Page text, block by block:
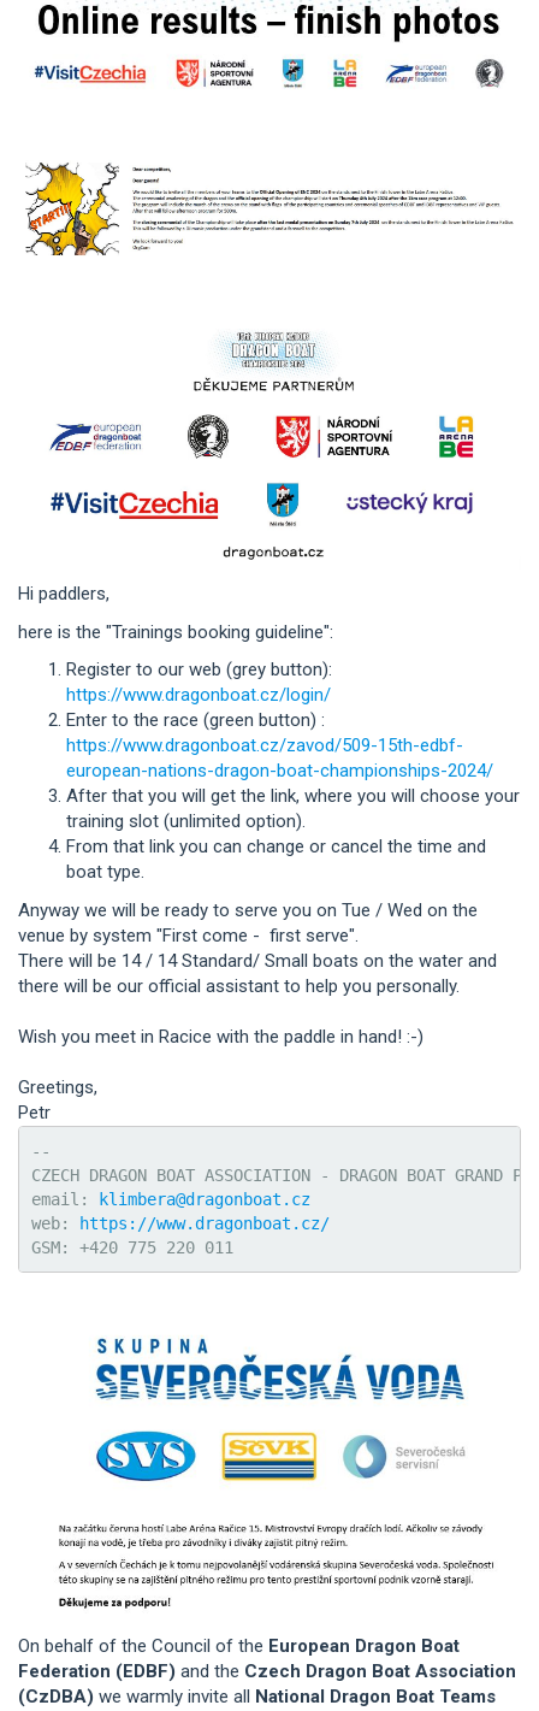
Hi paddlers,
here is the "Trainings booking guideline":
Register to our web (grey button):
https://www.dragonboat.cz/login/
Enter to the race (green button) :
https://www.dragonboat.cz/zavod/509-15th-edbf-
european-nations-dragon-boat-championships-2024/
After that you will get the link, where you will choose your
training slot (unlimited option).
From that link you can change or cancel the time and
boat type.
Anyway we will be ready to serve you on Tue / Wed on the
venue by system "First come - first serve".
There will be 14 / 14 Standard/ Small boats on the water and
there will be our official assistant to help you personally.
Wish you meet in Racice with the paddle in hand! :-)
Greetings,
Petr
--
CZECH DRAGON BOAT ASSOCIATION - DRAGON BOAT GRAND
email:
klimbera@dragonboat.cz
web:
https://www.dragonboat.cz/
GSM: +420 775 220 011
On behalf of the Council of the European Dragon Boat
Federation (EDBF) and the Czech Dragon Boat Association
(CzDBA) we warmly invite all National Dragon Boat Teams